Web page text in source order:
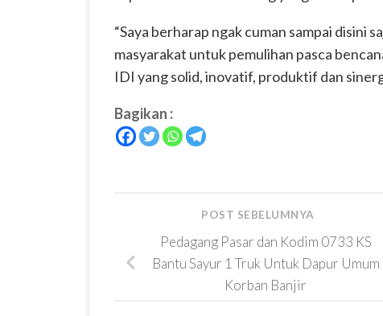
“Saya berharap ngak cuman sampai disini
masyarakat untuk pemulihan pasca
IDI yang solid, inovatif, produktif dan
Bagikan :
POST SEBELUMNYA
Pedagang Pasar dan Kodim 0733 KS
Bantu Sayur 1 Truk Untuk Dapur Umum
Korban Banjir